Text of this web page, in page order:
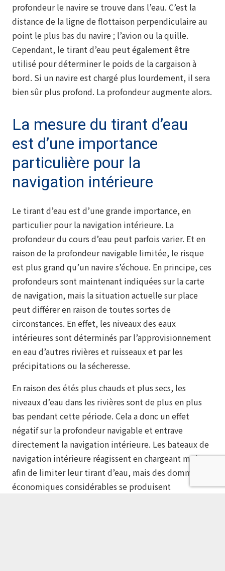
profondeur le navire se trouve dans l’eau. C’est la
distance de la ligne de flottaison perpendiculaire au
point le plus bas du navire ; l’avion ou la quille.
Cependant, le tirant d’eau peut également être
utilisé pour déterminer le poids de la cargaison à
bord. Si un navire est chargé plus lourdement, il sera
bien sûr plus profond. La profondeur augmente alors.
La mesure du tirant d’eau
est d’une importance
particulière pour la
navigation intérieure
Le tirant d’eau est d’une grande importance, en
particulier pour la navigation intérieure. La
profondeur du cours d’eau peut parfois varier. Et en
raison de la profondeur navigable limitée, le risque
est plus grand qu’un navire s’échoue. En principe, ces
profondeurs sont maintenant indiquées sur la carte
de navigation, mais la situation actuelle sur place
peut différer en raison de toutes sortes de
circonstances. En effet, les niveaux des eaux
intérieures sont déterminés par l’approvisionnement
en eau d’autres rivières et ruisseaux et par les
précipitations ou la sécheresse.
En raison des étés plus chauds et plus secs, les
niveaux d’eau dans les rivières sont de plus en plus
bas pendant cette période. Cela a donc un effet
négatif sur la profondeur navigable et entrave
directement la navigation intérieure. Les bateaux de
navigation intérieure réagissent en chargeant moins
afin de limiter leur tirant d’eau, mais des dommages
économiques considérables se produisent